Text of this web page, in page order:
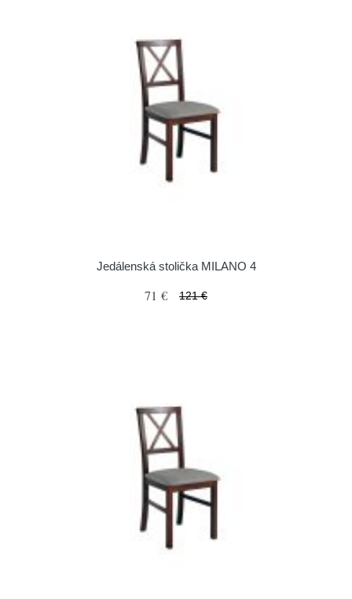
Jedálenská stolička MILANO 4
71 € 121 €